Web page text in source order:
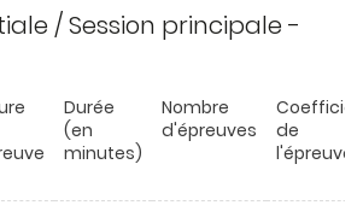
/ Session principale -
Durée
(en
minutes)
Nombre
d'épreuves
de
l'épreuve